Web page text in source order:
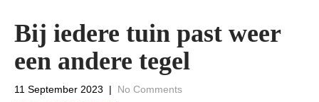
Bij iedere tuin past weer
een andere tegel
11 September 2023 | No Comments